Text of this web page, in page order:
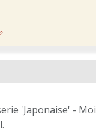
'Japonaise' -